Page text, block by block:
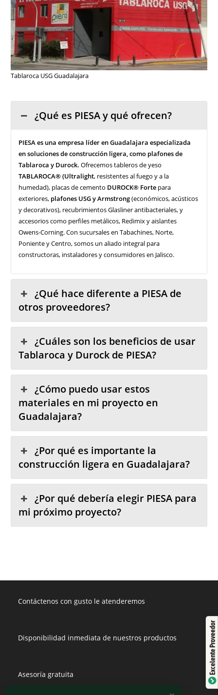
Tablaroca USG Guadalajara
¿Qué es PIESA y qué ofrecen?
PIESA es una empresa líder en Guadalajara especializada
en soluciones de construcción ligera, como plafones de
Tablaroca y Durock. Ofrecemos tableros de yeso
TABLAROCA® (Ultralight, resistentes al fuego y a la
humedad), placas de cemento DUROCK® Forte para
exteriores, plafones USG y Armstrong(económicos, acústicos
y decorativos), recubrimientos Glasliner antibacteriales, y
accesorios como perfiles metálicos, Redimix y aislantes
Owens-Corning. Con sucursales en Tabachines, Norte,
Poniente y Centro, somos un aliado integral para
constructoras, instaladores y consumidores en Jalisco.
¿Qué hace diferente a PIESA de
otros proveedores?
¿Cuáles son los beneficios de usar
Tablaroca y Durock de PIESA?
¿Cómo puedo usar estos
materiales en mi proyecto en
Guadalajara?
¿Por qué es importante la
construcción ligera en Guadalajara?
¿Por qué debería elegir PIESA para
mi próximo proyecto?
Contáctenos con gusto le atenderemos
Disponibilidad inmediata de nuestros productos
Asesoría gratuita Excelente Proveedor